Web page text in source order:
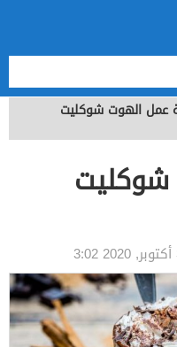
عمل الهوت شوكليت